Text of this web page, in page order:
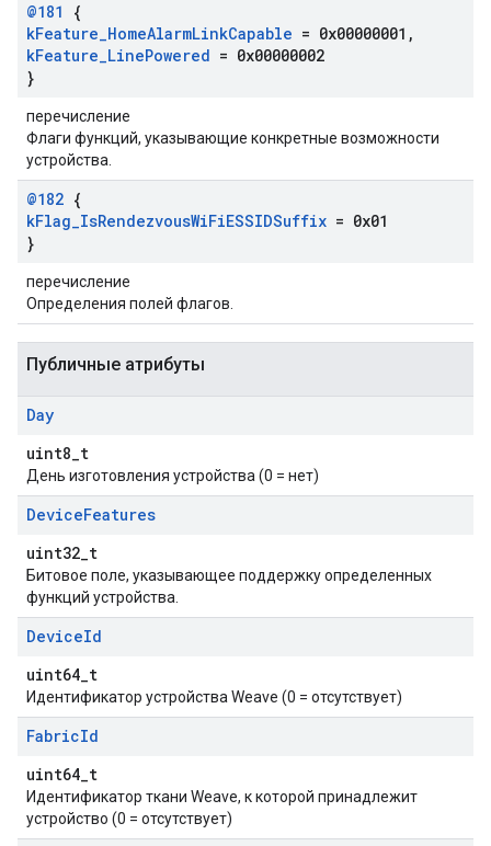
@181
{
kFeature_HomeAlarmLinkCapable = 0x00000001 ,
kFeature_LinePowered = 0x00000002
}
перечисление
Флаги функций, указывающие конкретные возможности
устройства.
@182 {
kFlag_IsRendezvousWiFiESSIDSuffix = 0x01
}
перечисление
Определения полей флагов.
Публичные атрибуты
Day
uint8_t
День изготовления устройства (0 = нет)
DeviceFeatures
uint32_t
Битовое поле, указывающее поддержку определенных
функций устройства.
DeviceId
uint64_t
Идентификатор устройства Weave (0 = отсутствует)
FabricId
uint64_t
Идентификатор ткани Weave, к которой принадлежит
устройство (0 = отсутствует)